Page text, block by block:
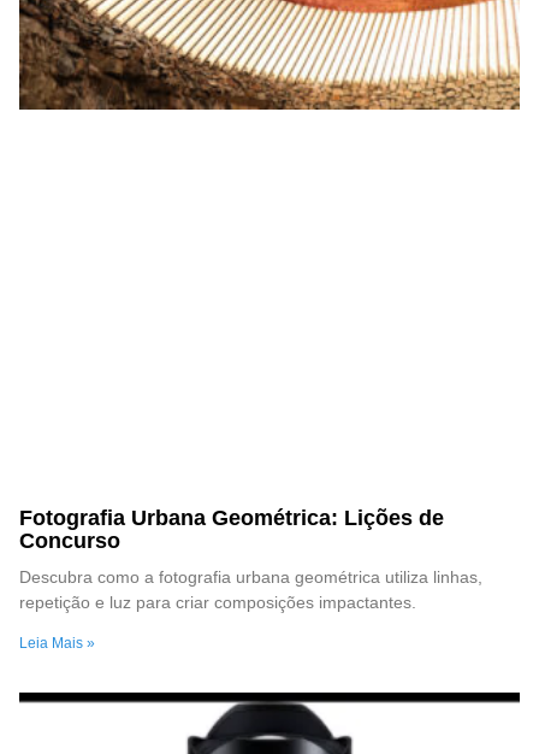
Fotografia Urbana Geométrica: Lições de
Concurso
Descubra como a fotografia urbana geométrica utiliza linhas,
repetição e luz para criar composições impactantes.
Leia Mais »